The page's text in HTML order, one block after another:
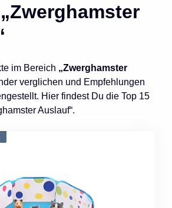
im Bereich „Zwerghamster
verglichen und Empfehlungen
Hier findest Du die Top 15
Auslauf“.